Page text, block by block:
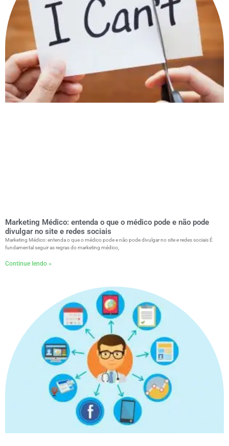
Marketing Médico: entenda o que o médico pode e não pode
divulgar no site e redes sociais
Marketing Médico: entenda o que o médico pode e não pode divulgar no site e redes sociais É
fundamental seguir as regras do marketing médico,
Continue lendo »